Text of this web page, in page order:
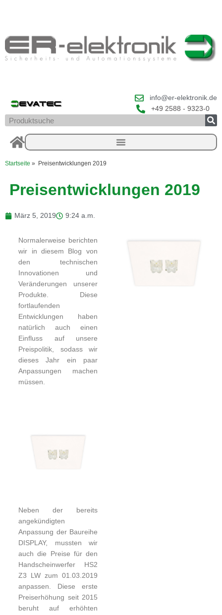
info@er-elektronik.de
+49 2588 - 9323-0
Suche
Startseite » Preisentwicklungen 2019
Preisentwicklungen 2019
März 5, 2019 9:24 a.m.
Normalerweise berichten
wir in diesem Blog von
den technischen
Innovationen und
Veränderungen unserer
Produkte. Diese
fortlaufenden
Entwicklungen haben
natürlich auch einen
Einfluss auf unsere
Preispolitik, sodass wir
dieses Jahr ein paar
Anpassungen machen
müssen.
Neben der bereits
angekündigten
Anpassung der Baureihe
DISPLAY, mussten wir
auch die Preise für den
Handscheinwerfer HS2
Z3 LW zum 01.03.2019
anpassen. Diese erste
Preiserhöhung seit 2015
beruht auf erhöhten